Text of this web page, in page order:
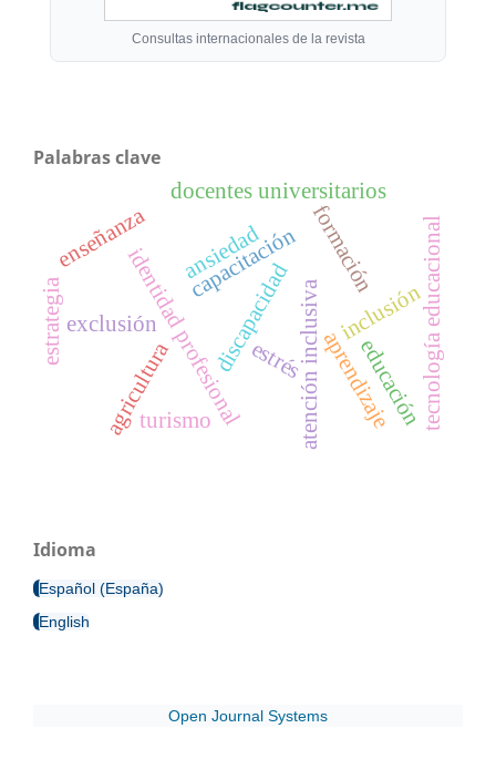
Consultas internacionales de la revista
Palabras clave
formación
atención inclusiva
identidad profesional
enseñanza
aprendizaje
inclusión
exclusión discapacidad
capacitación tecnología educacional
estrés
ansiedad
docentes universitarios
agricultura
turismo educación
estrategia
Idioma
Español (España)
English
Open Journal Systems